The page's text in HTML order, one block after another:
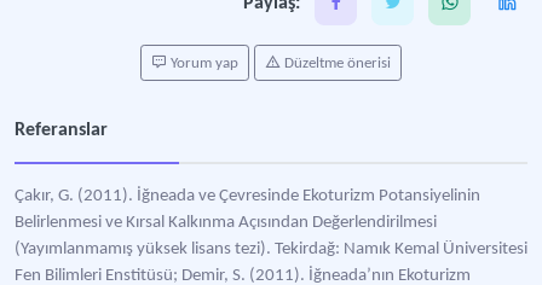
Yorum yap Düzeltme önerisi
Referanslar
Çakır, G. (2011). İğneada ve Çevresinde Ekoturizm Potansiyelinin
Belirlenmesi ve Kırsal Kalkınma Açısından Değerlendirilmesi
(Yayımlanmamış yüksek lisans tezi). Tekirdağ: Namık Kemal Üniversitesi
Fen Bilimleri Enstitüsü; Demir, S. (2011). İğneada’nın Ekoturizm